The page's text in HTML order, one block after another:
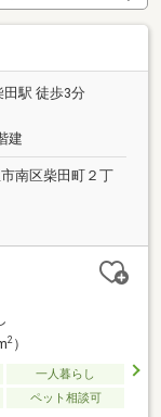
駅 徒歩3分
建
南区柴田町２丁
2）
一人暮らし
ペット相談可